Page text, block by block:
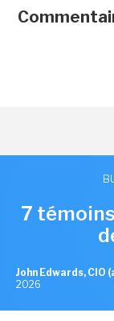
7
John Edwards, CIO
2026